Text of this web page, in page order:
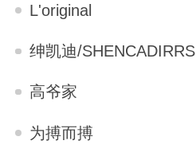
L'original
绅凯迪/SHENCADIRRS
高爷家
为搏而搏